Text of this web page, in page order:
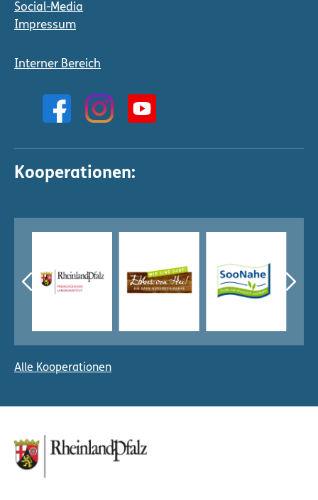
Social-Media
Impressum
Interner Bereich
Kooperationen:
Alle Kooperationen